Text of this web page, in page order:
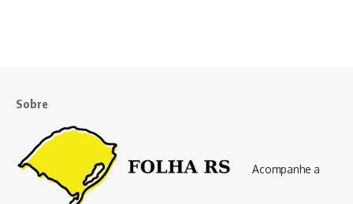
Sobre
Acompanhe a